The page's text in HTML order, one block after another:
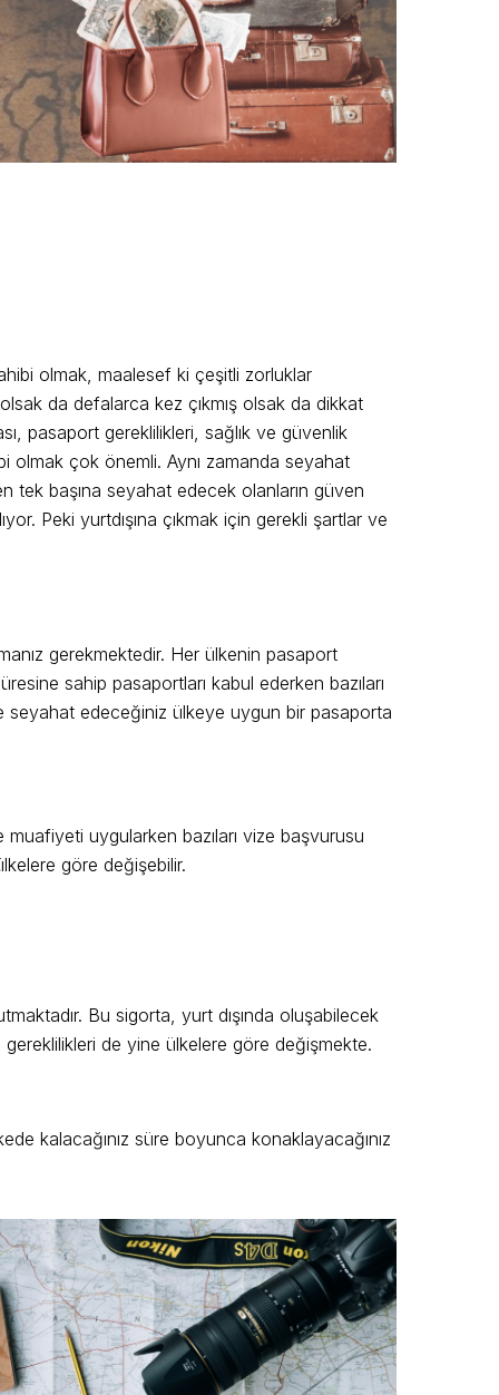
olmak, maalesef ki çeşitli zorluklar
da defalarca kez çıkmış olsak da dikkat
pasaport gereklilikleri, sağlık ve güvenlik
olmak çok önemli. Aynı zamanda seyahat
tek başına seyahat edecek olanların güven
Peki yurtdışına çıkmak için gerekli şartlar ve
gerekmektedir. Her ülkenin pasaport
sahip pasaportları kabul ederken bazıları
seyahat edeceğiniz ülkeye uygun bir pasaporta
muafiyeti uygularken bazıları vize başvurusu
göre değişebilir.
Bu sigorta, yurt dışında oluşabilecek
de yine ülkelere göre değişmekte.
kalacağınız süre boyunca konaklayacağınız